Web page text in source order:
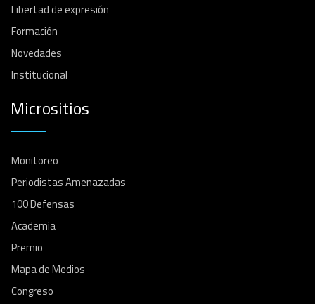
Libertad de expresión
Formación
Novedades
Institucional
Micrositios
Monitoreo
Periodistas Amenazadas
100 Defensas
Academia
Premio
Mapa de Medios
Congreso